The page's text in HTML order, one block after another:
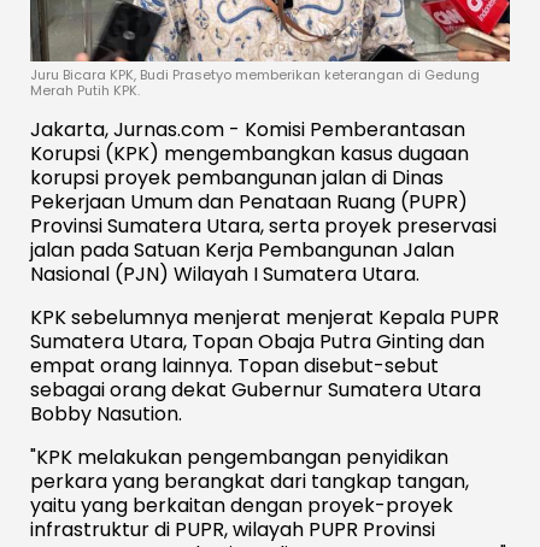
Juru Bicara KPK, Budi Prasetyo memberikan keterangan di Gedung
Merah Putih KPK.
Jakarta, Jurnas.com - Komisi Pemberantasan
Korupsi (KPK) mengembangkan kasus dugaan
korupsi proyek pembangunan jalan di Dinas
Pekerjaan Umum dan Penataan Ruang (PUPR)
Provinsi Sumatera Utara, serta proyek preservasi
jalan pada Satuan Kerja Pembangunan Jalan
Nasional (PJN) Wilayah I Sumatera Utara.
KPK sebelumnya menjerat menjerat Kepala PUPR
Sumatera Utara, Topan Obaja Putra Ginting dan
empat orang lainnya. Topan disebut-sebut
sebagai orang dekat Gubernur Sumatera Utara
Bobby Nasution.
"KPK melakukan pengembangan penyidikan
perkara yang berangkat dari tangkap tangan,
yaitu yang berkaitan dengan proyek-proyek
infrastruktur di PUPR, wilayah PUPR Provinsi